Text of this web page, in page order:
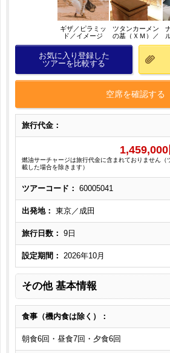
ギザ／ピラミッ
ド／イメージ
ツタンカーメン
の墓（ＸＭ）／
お気に入り登録した
ツアーを比較する
空席を確認する
旅行代金：
1,459,000
燃油サーチャージは旅行代金に含まれておりません（
載した場合を除きます）
ツアーコード： 60005041
出発地： 東京／成田
旅行日数： 9日
設定期間： 2026年10月
その他 基本情報
食事（機内食は除く）：
朝食6回・昼食7回・夕食6回